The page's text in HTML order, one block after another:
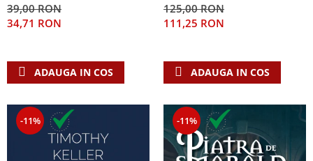
39,00 RON
34,71 RON
ADAUGA IN COS
125,00 RON
111,25 RON
ADAUGA IN COS
-11% -11%